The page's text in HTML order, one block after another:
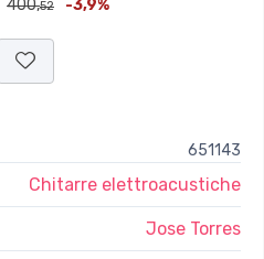
400,52 -3,9%
651143
Chitarre elettroacustiche
Jose Torres